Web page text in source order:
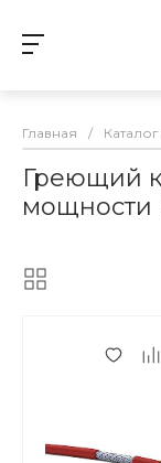
Главная /
Греющий
мощности